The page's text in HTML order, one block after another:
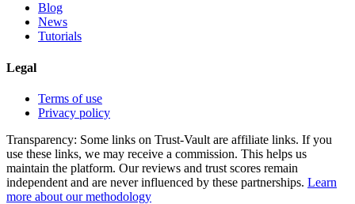
Blog
News
Tutorials
Legal
Terms of use
Privacy policy
Transparency: Some links on Trust-Vault are affiliate links. If you
use these links, we may receive a commission. This helps us
maintain the platform. Our reviews and trust scores remain
independent and are never influenced by these partnerships. Learn
more about our methodology